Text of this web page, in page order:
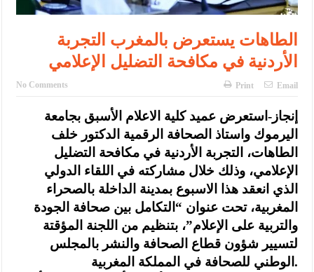
الطاهات يستعرض بالمغرب التجربة
الأردنية في مكافحة التضليل الإعلامي
No Comments Print Email
إنجاز-استعرض عميد كلية الاعلام الأسبق بجامعة
اليرموك واستاذ الصحافة الرقمية الدكتور خلف
الطاهات، التجربة الأردنية في مكافحة التضليل
الإعلامي، وذلك خلال مشاركته في اللقاء الدولي
الذي انعقد هذا الاسبوع بمدينة الداخلة بالصحراء
المغربية، تحت عنوان “التكامل بين صحافة الجودة
والتربية على الإعلام”، بتنظيم من اللجنة المؤقتة
لتسيير شؤون قطاع الصحافة والنشر بالمجلس
الوطني للصحافة في المملكة المغربية.